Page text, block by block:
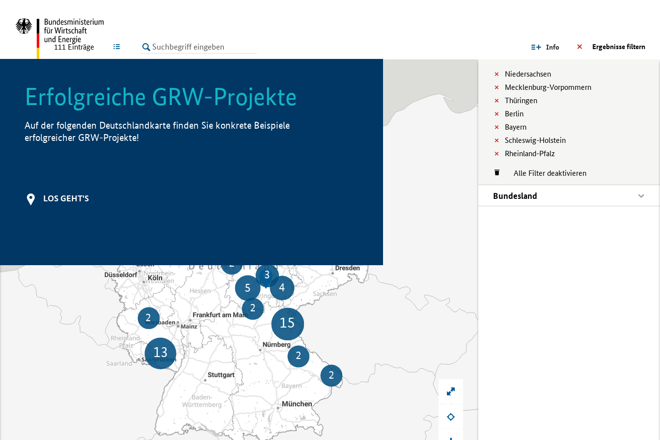
LISTE Ergebnisse filtern
Info
Niedersachsen
Mecklenburg-Vorpommern
Thüringen
Berlin
Bayern
Schleswig-Holstein
Rheinland-Pfalz
Alle Filter deaktivieren
Bundesland
111 Einträge
Erfolgreiche GRW-Projekte
Auf der folgenden Deutschlandkarte finden Sie konkrete Beispiele
erfolgreicher GRW-Projekte!
LOS GEHT'S